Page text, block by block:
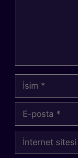
İsim
posta
İnternet
sitesi